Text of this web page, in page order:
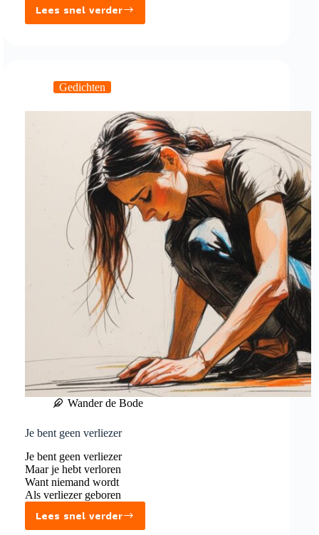
Lees snel verder
Laat
Gedichten
Wander de Bode
Je bent geen verliezer
Je bent geen verliezer
Maar je hebt verloren
Want niemand wordt
Als verliezer geboren
Lees snel verder
Je